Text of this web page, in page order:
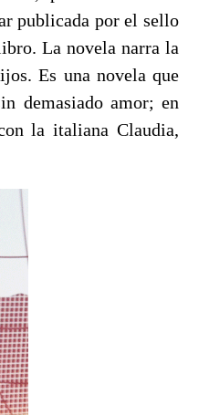
publicada por el sello
La novela narra la
Es una novela que
demasiado amor; en
la italiana Claudia,